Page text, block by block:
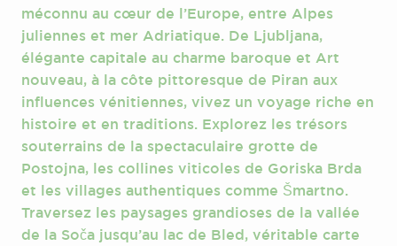
méconnu au cœur de l’Europe, entre Alpes
juliennes et mer Adriatique. De Ljubljana,
élégante capitale au charme baroque et Art
nouveau, à la côte pittoresque de Piran aux
influences vénitiennes, vivez un voyage riche en
histoire et en traditions. Explorez les trésors
souterrains de la spectaculaire grotte de
Postojna, les collines viticoles de Goriska Brda
et les villages authentiques comme Šmartno.
Traversez les paysages grandioses de la vallée
de la Soča jusqu’au lac de Bled, véritable carte